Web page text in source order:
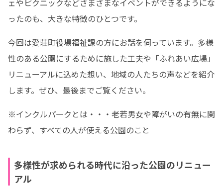
ェやピクニックなどさまざまなイベントができるようにな
ったのも、大きな特徴のひとつです。
今回は愛荘町役場福祉課の方にお話を伺っています。多様
性のある公園にするために施した工夫や「ふれあい広場」
リニューアルに込めた想い、地域の人たちの声などを紹介
します。ぜひ、最後までご覧ください。
※インクルパークとは・・・老若男女や障がいの有無に関
わらず、すべての人が使える公園のこと
多様性が求められる時代に沿った公園のリニュー
アル